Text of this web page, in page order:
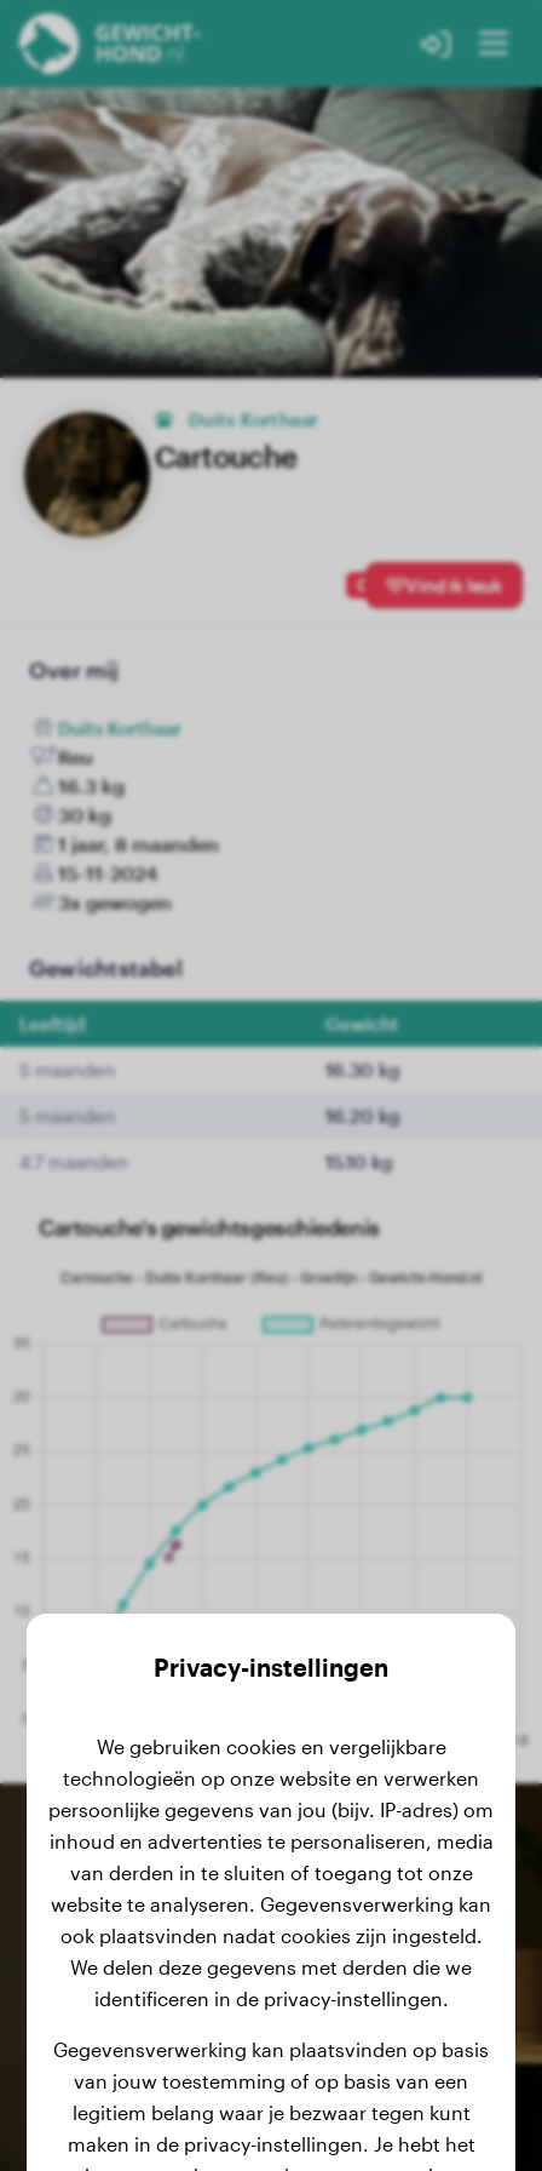
Duits Korthaar
Cartouche
0 Vind ik leuk
Over mij
Duits Korthaar
Reu
16.3 kg
30 kg
1 jaar, 8 maanden
15-11-2024
3x gewogen
Gewichtstabel
Leeftijd Gewicht
5 maanden 16.30 kg
5 maanden 16.20 kg
4.7 maanden 15.10 kg
Cartouche's gewichtsgeschiedenis
Privacy-instellingen
We gebruiken cookies en vergelijkbare
technologieën op onze website en verwerken
persoonlijke gegevens van jou (bijv. IP-adres) om
inhoud en advertenties te personaliseren, media
van derden in te sluiten of toegang tot onze
website te analyseren. Gegevensverwerking kan
ook plaatsvinden nadat cookies zijn ingesteld.
We delen deze gegevens met derden die we
identificeren in de privacy-instellingen.
Gegevensverwerking kan plaatsvinden op basis
van jouw toestemming of op basis van een
legitiem belang waar je bezwaar tegen kunt
maken in de privacy-instellingen. Je hebt het